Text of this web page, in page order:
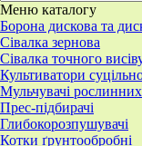
Меню каталогу
Борона дискова та
Сівалка зернова
Сівалка точного
Культиватори
Мульчувачі
Прес-підбирачі
Глибокорозпушувачі
Котки ґрунтообробні